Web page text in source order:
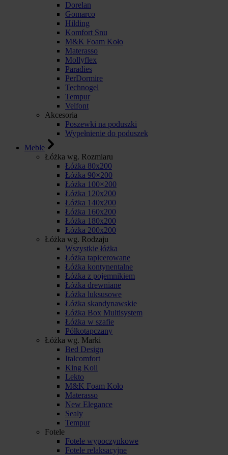
Dorelan
Gomarco
Hilding
Komfort Snu
M&K Foam Koło
Materasso
Mollyflex
Paradies
PerDormire
Technogel
Tempur
Velfont
Akcesoria
Poszewki na poduszki
Wypełnienie do poduszek
Meble
Łóżka wg. Rozmiaru
Łóżka 80x200
Łóżka 90×200
Łóżka 100×200
Łóżka 120x200
Łóżka 140x200
Łóżka 160x200
Łóżka 180x200
Łóżka 200x200
Łóżka wg. Rodzaju
Wszystkie łóżka
Łóżka tapicerowane
Łóżka kontynentalne
Łóżka z pojemnikiem
Łóżka drewniane
Łóżka luksusowe
Łóżka skandynawskie
Łóżka Box Multisystem
Łóżka w szafie
Półkotapczany
Łóżka wg. Marki
Bed Design
Italcomfort
King Koil
Lekto
M&K Foam Koło
Materasso
New Elegance
Sealy
Tempur
Fotele
Fotele wypoczynkowe
Fotele relaksacyjne